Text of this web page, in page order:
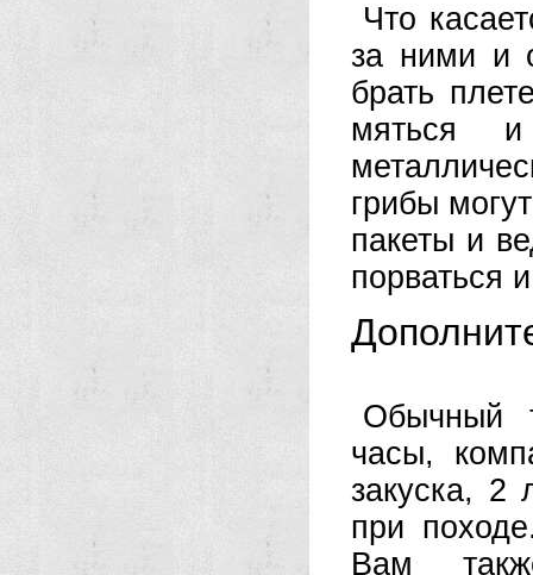
Что
за ними и
брать
мяться и
грибы
пакеты и
порваться
Обычный
часы,
закуска, 2
при
Вам